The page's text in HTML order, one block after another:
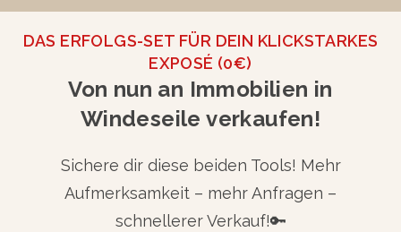
DAS ERFOLGS-SET FÜR DEIN KLICKSTARKES
EXPOSÉ (0€)
Von nun an Immobilien in
Windeseile verkaufen!
Sichere dir diese beiden Tools! Mehr
Aufmerksamkeit – mehr Anfragen –
schnellerer Verkauf!🔑